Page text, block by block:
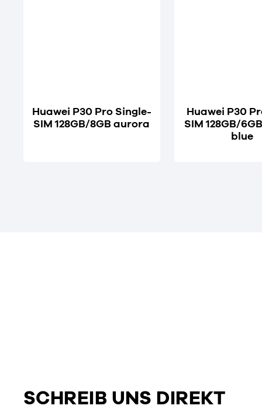
Huawei P30 Pro Single-
SIM 128GB/8GB aurora
Huawei P30
SIM 128GB/
blue
SCHREIB UNS DIREKT